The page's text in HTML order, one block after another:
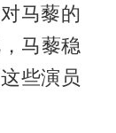
马藜的
马藜稳
些演员